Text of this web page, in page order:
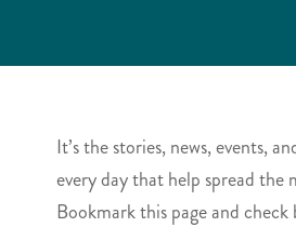
It’s the stories, news, events,
every day that help spread the
Bookmark this page and